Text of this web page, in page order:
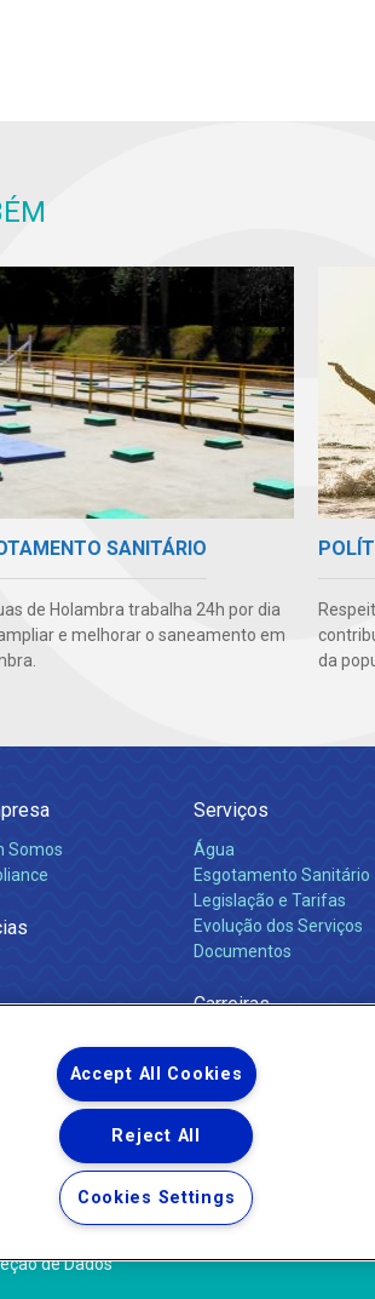
SANITÁRIO
de Holambra trabalha 24h por dia
e melhorar o saneamento em
da
Somos
Serviços
Água
Esgotamento Sanitário
Legislação e Tarifas
Evolução dos Serviços
Documentos
Carreiras
os Direitos Reservados.
de Dados
Accept All Cookies
Reject All
Cookies Settings